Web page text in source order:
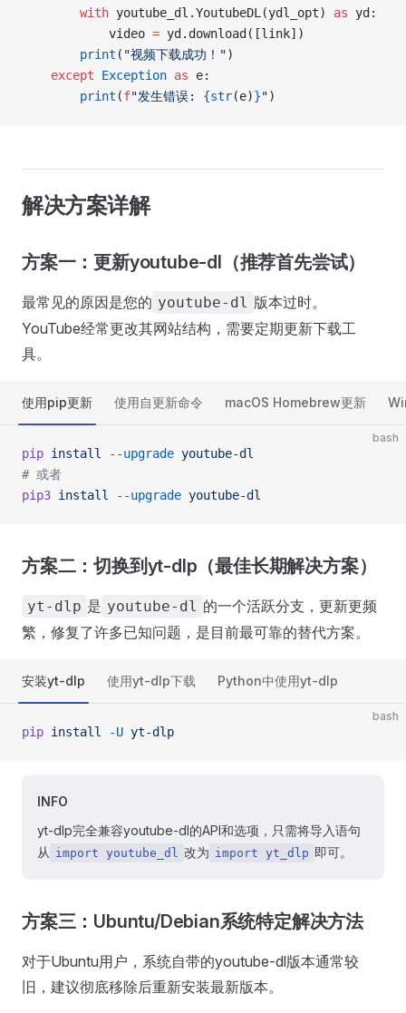
        with
youtube_dl.YoutubeDL(ydl_opt) as yd:
            video
= yd.download([link])
        print
( "视频下载成功！")
    except
Exception as e:
        print
(f"发生错误: {str(e)}")
解决方案详解
方案一：更新youtube-dl（推荐首先尝试）
最常见的原因是您的 youtube-dl 版本过时。
YouTube经常更改其网站结构，需要定期更新下载工
具。
使用pip更新 使用自更新命令 macOS Homebrew更新
bash
pip install --upgrade youtube-dl
# 或者
pip3 install --upgrade youtube-dl
方案二：切换到yt-dlp（最佳长期解决方案）
yt-dlp 是 youtube-dl 的一个活跃分支，更新更频
繁，修复了许多已知问题，是目前最可靠的替代方案。
安装yt-dlp 使用yt-dlp下载 Python中使用yt-dlp
bash
pip install -U yt-dlp
INFO
yt-dlp完全兼容youtube-dl的API和选项，只需将导入语句
从 import youtube_dl 改为 import yt_dlp 即可。
方案三：Ubuntu/Debian系统特定解决方法
对于Ubuntu用户，系统自带的youtube-dl版本通常较
旧，建议彻底移除后重新安装最新版本。